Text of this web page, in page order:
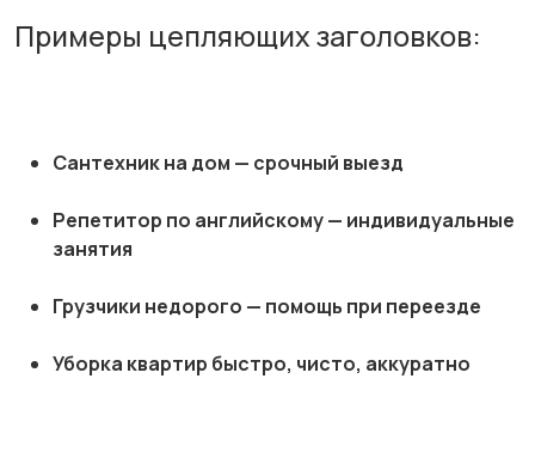
Примеры цепляющих заголовков:
Сантехник на дом — срочный выезд
Репетитор по английскому — индивидуальные
занятия
Грузчики недорого — помощь при переезде
Уборка квартир быстро, чисто, аккуратно